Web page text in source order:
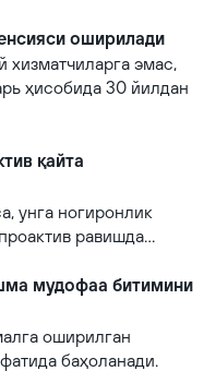
оширилади
хизматчиларга эмас,
ҳисобида 30 йилдан
қайта
унга ногиронлик
равишда
мудофаа битимини
оширилган
баҳоланади.